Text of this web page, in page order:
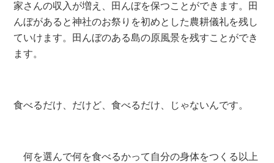
家さんの収入が増え、田んぼを保つことができます。田
んぼがあると神社のお祭りを初めとした農耕儀礼を残し
ていけます。田んぼのある島の原風景を残すことができ
ます。
食べるだけ、だけど、食べるだけ、じゃないんです。
何を選んで何を食べるかって自分の身体をつくる以上